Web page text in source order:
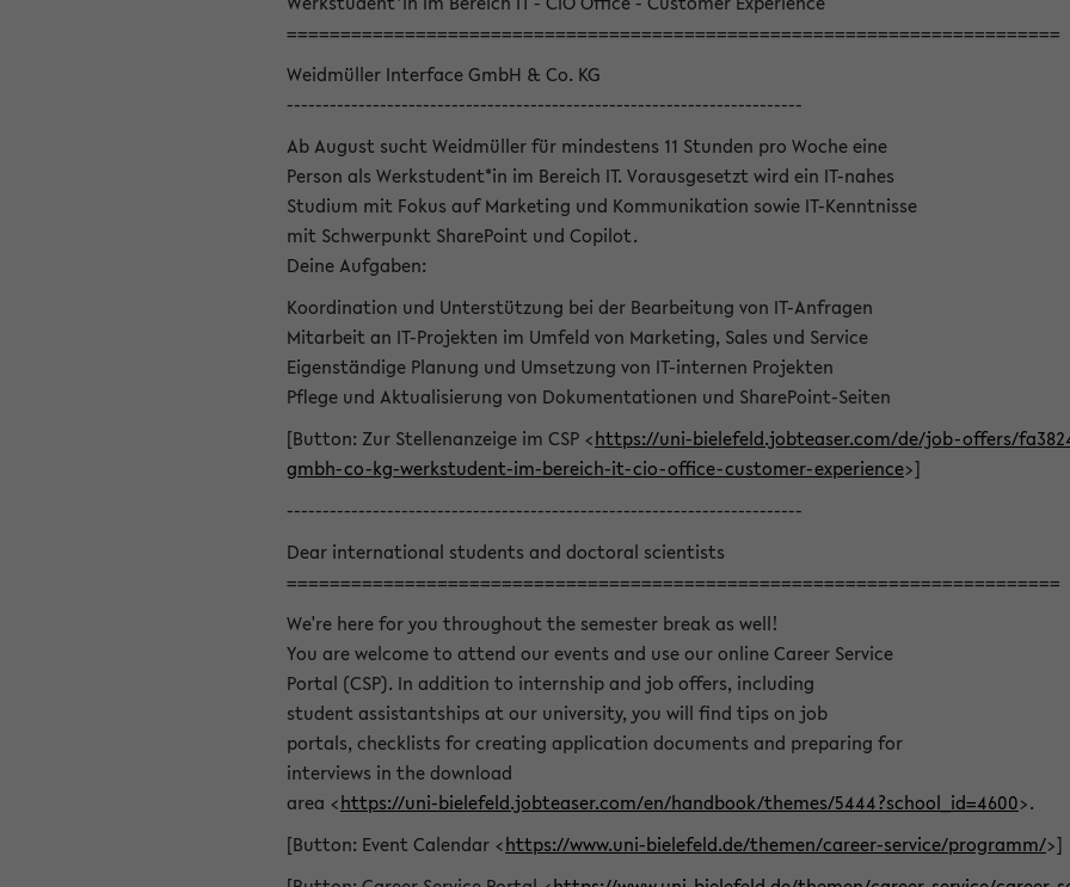
========================================================================
Weidmüller Interface GmbH & Co. KG
------------------------------------------------------------------------
Ab August sucht Weidmüller für mindestens 11 Stunden pro Woche eine
Person als Werkstudent*in im Bereich IT. Vorausgesetzt wird ein IT-nahes
Studium mit Fokus auf Marketing und Kommunikation sowie IT-Kenntnisse
mit Schwerpunkt SharePoint und Copilot.
Deine Aufgaben:
Koordination und Unterstützung bei der Bearbeitung von IT-Anfragen
Mitarbeit an IT-Projekten im Umfeld von Marketing, Sales und Service
Eigenständige Planung und Umsetzung von IT-internen Projekten
Pflege und Aktualisierung von Dokumentationen und SharePoint-Seiten
[Button: Zur Stellenanzeige im CSP <https://uni-bielefeld.jobteaser.com/de/job-offers/
gmbh-co-kg-werkstudent-im-bereich-it-cio-office-customer-experience>]
------------------------------------------------------------------------
Dear international students and doctoral scientists
========================================================================
We're here for you throughout the semester break as well!
You are welcome to attend our events and use our online Career Service
Portal (CSP). In addition to internship and job offers, including
student assistantships at our university, you will find tips on job
portals, checklists for creating application documents and preparing for
interviews in the download
area <https://uni-bielefeld.jobteaser.com/en/handbook/themes/5444?school_id=4600>.
[Button: Event Calendar <https://www.uni-bielefeld.de/themen/career-service/programm/>]